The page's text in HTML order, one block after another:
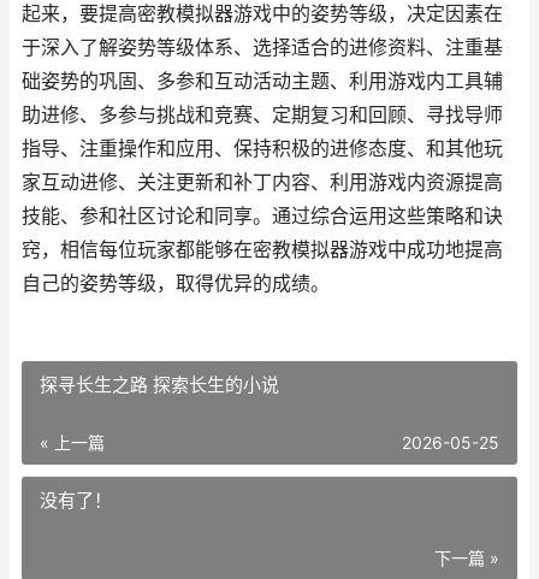
起来，要提高密教模拟器游戏中的姿势等级，决定因素在
于深入了解姿势等级体系、选择适合的进修资料、注重基
础姿势的巩固、多参和互动活动主题、利用游戏内工具辅
助进修、多参与挑战和竞赛、定期复习和回顾、寻找导师
指导、注重操作和应用、保持积极的进修态度、和其他玩
家互动进修、关注更新和补丁内容、利用游戏内资源提高
技能、参和社区讨论和同享。通过综合运用这些策略和诀
窍，相信每位玩家都能够在密教模拟器游戏中成功地提高
自己的姿势等级，取得优异的成绩。
探寻长生之路 探索长生的小说
« 上一篇 2026-05-25
没有了！
下一篇 »